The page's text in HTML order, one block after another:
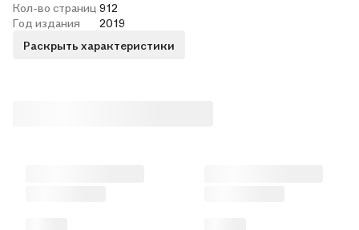
Кол-во страниц 912
Год издания
2019
Раскрыть характеристики